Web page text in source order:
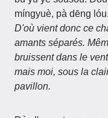
míngyuè, pà dēng lóu.
D'où vient donc ce
amants séparés.
bruissent dans le
mais moi, sous la
pavillon.